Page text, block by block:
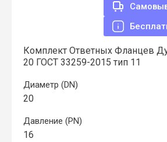
Комплект Ответных Фланцев
20 ГОСТ 33259-2015 тип 11
Диаметр (DN)
20
Давление (PN)
16